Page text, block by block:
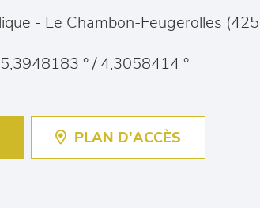
- Le Chambon-Feugerolles (
° / 4,3058414 °
PLAN D'ACCÈS